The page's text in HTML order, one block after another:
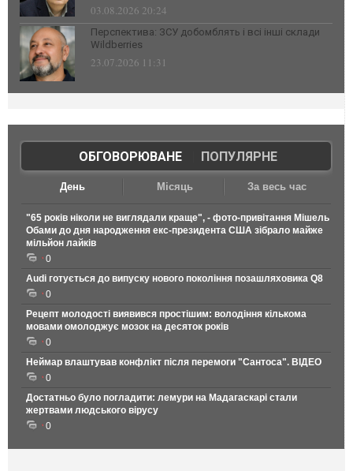
03.08.2026 20:24
Перспектива: ЗСУ добомблять і всі інші склади
Wildberries
23.07.2026 11:31
ОБГОВОРЮВАНЕ| ПОПУЛЯРНЕ
День Місяць За весь час
"65 років ніколи не виглядали краще", - фото-привітання Мішель
Обами до дня народження екс-президента США зібрало майже
мільйон лайків
0
Audi готується до випуску нового покоління позашляховика Q8
0
Рецепт молодості виявився простішим: володіння кількома
мовами омолоджує мозок на десяток років
0
Неймар влаштував конфлікт після перемоги "Сантоса". ВІДЕО
0
Достатньо було погладити: лемури на Мадагаскарі стали
жертвами людського вірусу
0